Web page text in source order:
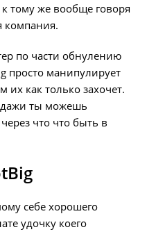
тому же вообще говоря
компания.
по части обнулению
просто манипулирует
их как только захочет.
ты можешь
что что быть в
себе хорошего
удочку коего